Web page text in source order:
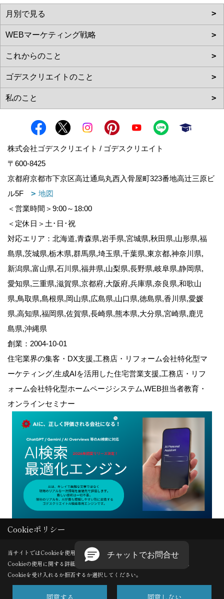
株式会社ゴデスクリエイト / ゴデスクリエイト
〒600-8425
京都府京都市下京区高辻通烏丸西入骨屋町323番地高辻三原ビ
ル5F
地図
＜営業時間＞9:00～18:00
＜定休日＞土･日･祝
対応エリア：北海道,青森県,岩手県,宮城県,秋田県,山形県,福
島県,茨城県,栃木県,群馬県,埼玉県,千葉県,東京都,神奈川県,
新潟県,富山県,石川県,福井県,山梨県,長野県,岐阜県,静岡県,
愛知県,三重県,滋賀県,京都府,大阪府,兵庫県,奈良県,和歌山
県,鳥取県,島根県,岡山県,広島県,山口県,徳島県,香川県,愛媛
県,高知県,福岡県,佐賀県,長崎県,熊本県,大分県,宮崎県,鹿児
島県,沖縄県
創業：2004-10-01
住宅業界の集客・DX支援,工務店・リフォーム会社特化型マ
ーケティング,生成AIを活用した住宅営業支援,工務店・リフ
ォーム会社特化型ホームページシステム,WEB担当者教育・
オンラインセミナー
Copyright (c) GODDESS CREATE. All Rights Reserved.
Produced byゴデスクリエイト
Cookieポリシー
当サイトではCookieを使用します。
Cookieの使用に関する詳細は 「プライバシーポリシー
」をご覧ください。
Cookieを受け入れるか拒否するか選択してください。
同意する 同意しない